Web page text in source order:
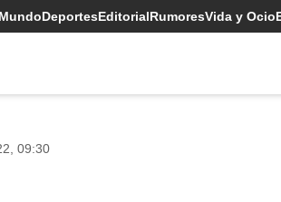
MundoDeportesEditorialRumoresVida y Ocio
09:30